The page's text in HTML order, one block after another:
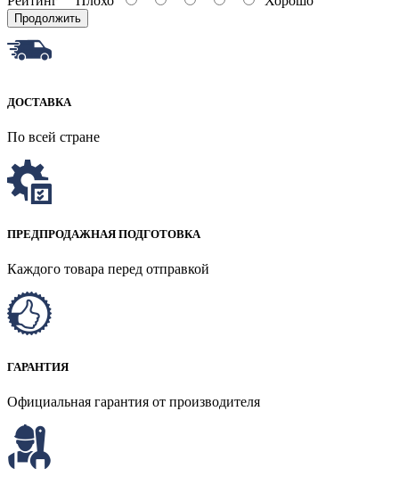
Продолжить
ДОСТАВКА
По всей стране
ПРЕДПРОДАЖНАЯ ПОДГОТОВКА
Каждого товара перед отправкой
ГАРАНТИЯ
Официальная гарантия от производителя